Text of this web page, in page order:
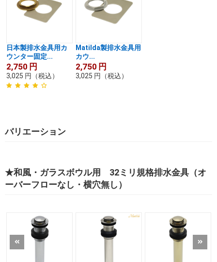
日本製排水金具用カ
ウンター固定...
2,750 円
3,025 円 （税込）
Matilda製排水金具用
カウ...
2,750 円
3,025 円 （税込）
バリエーション
★和風・ガラスボウル用 32ミリ規格排水金具（オ
ーバーフローなし・横穴無し）